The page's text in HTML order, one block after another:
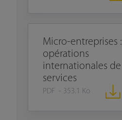
Micro-entreprises :
opérations
internationales de
services
PDF - 353.1 Ko